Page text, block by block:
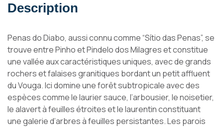
Description
Penas do Diabo, aussi connu comme “Sítio das Penas”, se
trouve entre Pinho et Pindelo dos Milagres et constitue
une vallée aux caractéristiques uniques, avec de grands
rochers et falaises granitiques bordant un petit affluent
du Vouga. Ici domine une forêt subtropicale avec des
espèces comme le laurier sauce, l’arbousier, le noisetier,
le alavert à feuilles étroites et le laurentin constituant
une galerie d’arbres à feuilles persistantes. Les parois